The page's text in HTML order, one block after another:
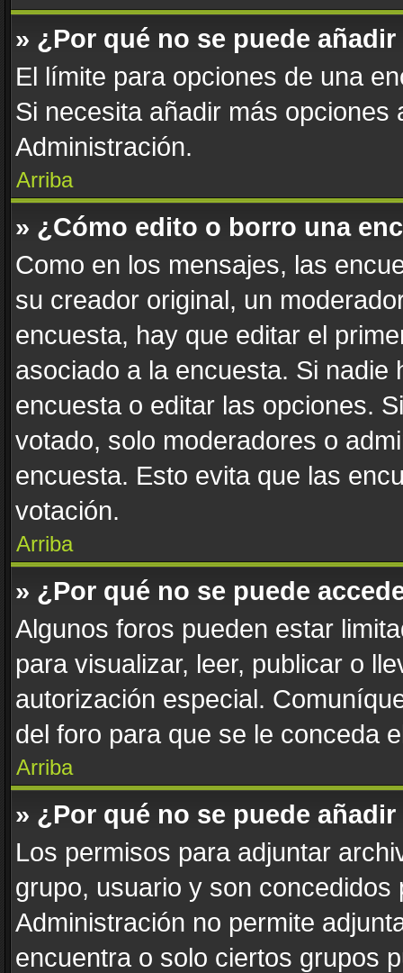
» ¿Por qué no se puede
El límite para opciones de una
Si necesita añadir más
Administración.
Arriba
» ¿Cómo edito o borro una
Como en los mensajes, las
su creador original, un
encuesta, hay que editar el
asociado a la encuesta. Si
encuesta o editar las opciones.
votado, solo moderadores o
encuesta. Esto evita que las
votación.
Arriba
» ¿Por qué no se puede
Algunos foros pueden estar
para visualizar, leer, publicar o
autorización especial.
del foro para que se le conceda
Arriba
» ¿Por qué no se puede
Los permisos para adjuntar
grupo, usuario y son concedidos
Administración no permite
encuentra o solo ciertos grupos